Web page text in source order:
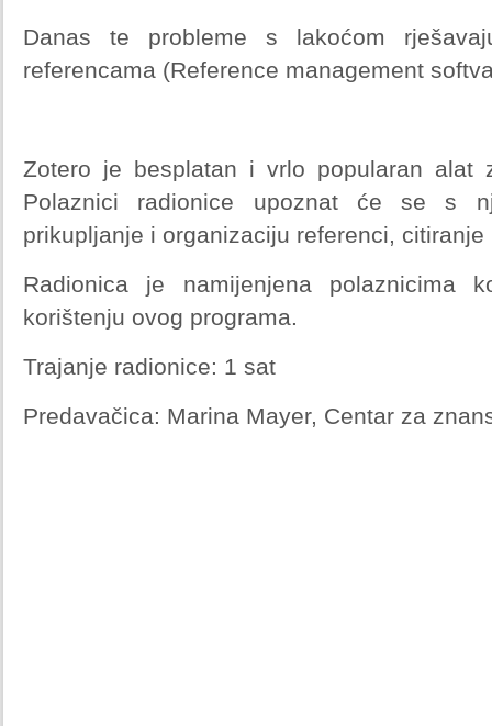
Danas te probleme s lakoćom
referencama (Reference management
Zotero je besplatan i vrlo popularan alat
Polaznici radionice upoznat će se s
prikupljanje i organizaciju referenci,
Radionica je namijenjena polaznicima
korištenju ovog programa.
Trajanje radionice: 1 sat
Predavačica: Marina Mayer, Centar za